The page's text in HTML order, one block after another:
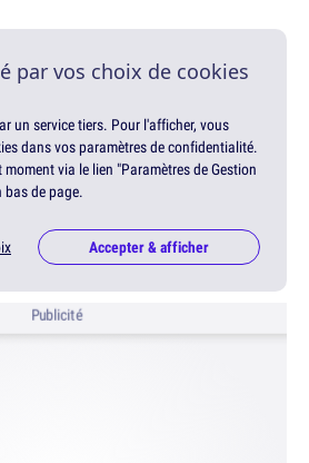
par vos choix de cookies
un service tiers. Pour l'afficher, vous
dans vos paramètres de confidentialité.
via le lien "Paramètres de Gestion
de page.
Accepter & afficher
Publicité